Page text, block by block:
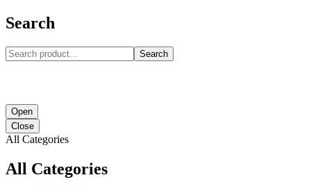
Search
Search
Open
Close
All Categories
All Categories